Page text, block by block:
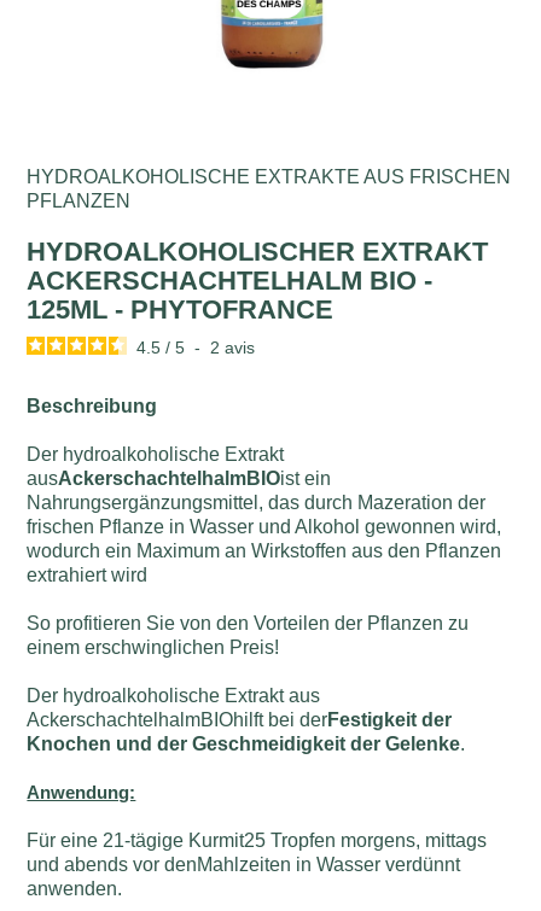
HYDROALKOHOLISCHE EXTRAKTE AUS FRISCHEN
PFLANZEN
HYDROALKOHOLISCHER EXTRAKT
ACKERSCHACHTELHALM BIO -
125ML - PHYTOFRANCE
4.5 / 5 - 2avis
Beschreibung
Der hydroalkoholische Extrakt
ausAckerschachtelhalmBIOist ein
Nahrungsergänzungsmittel, das durch Mazeration der
frischen Pflanze in Wasser und Alkohol gewonnen wird,
wodurch ein Maximum an Wirkstoffen aus den Pflanzen
extrahiert wird
So profitieren Sie von den Vorteilen der Pflanzen zu
einem erschwinglichen Preis!
Der hydroalkoholische Extrakt aus
AckerschachtelhalmBIOhilft bei derFestigkeit der
Knochen und der Geschmeidigkeit der Gelenke.
Anwendung:
Für eine 21-tägige Kurmit25 Tropfen morgens, mittags
und abends vor denMahlzeiten in Wasser verdünnt
anwenden.